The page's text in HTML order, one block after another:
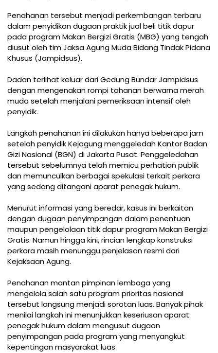
Penahanan tersebut menjadi perkembangan terbaru
dalam penyidikan dugaan praktik jual beli titik dapur
pada program Makan Bergizi Gratis (MBG) yang tengah
diusut oleh tim Jaksa Agung Muda Bidang Tindak Pidana
Khusus (Jampidsus).
Dadan terlihat keluar dari Gedung Bundar Jampidsus
dengan mengenakan rompi tahanan berwarna merah
muda setelah menjalani pemeriksaan intensif oleh
penyidik.
Langkah penahanan ini dilakukan hanya beberapa jam
setelah penyidik Kejagung menggeledah Kantor Badan
Gizi Nasional (BGN) di Jakarta Pusat. Penggeledahan
tersebut sebelumnya telah memicu perhatian publik
dan memunculkan berbagai spekulasi terkait perkara
yang sedang ditangani aparat penegak hukum.
Menurut informasi yang beredar, kasus ini berkaitan
dengan dugaan penyimpangan dalam penentuan
maupun pengelolaan titik dapur program Makan Bergizi
Gratis. Namun hingga kini, rincian lengkap konstruksi
perkara masih menunggu penjelasan resmi dari
Kejaksaan Agung.
Penahanan mantan pimpinan lembaga yang
mengelola salah satu program prioritas nasional
tersebut langsung menjadi sorotan luas. Banyak pihak
menilai langkah ini menunjukkan keseriusan aparat
penegak hukum dalam mengusut dugaan
penyimpangan pada program yang menyangkut
kepentingan masyarakat luas.